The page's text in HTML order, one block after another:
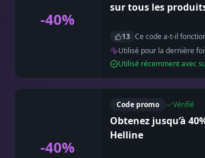
-40%
sur tous les
13 Ce code a-t-il
Utilisé pour la dernière
Utilisé récemment avec
-40%
Code promo Vérifié
Obtenez jusqu’à
Helline